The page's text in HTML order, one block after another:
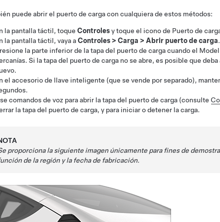
puede abrir el puerto de carga con cualquiera de estos métodos:
la pantalla táctil, toque Controlesytoque el icono de Puerto de
la pantalla táctil, vaya aControles > Carga > Abrir puerto de carga.
la parte inferior de latapa del puerto de carga cuando el
Si la tapa del puerto de carga no se abre, es posible que
el accesorio de llave inteligente (que se vende por separado),
comandos de voz para abrir la tapa del puerto de carga (consulte
la tapa del puerto de carga, y para iniciar o detener la carga.
proporciona la siguiente imagen únicamente para fines de
de la región y la fecha de fabricación.